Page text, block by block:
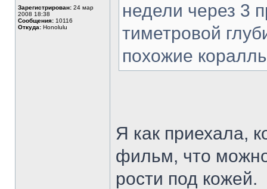
Зарегистрирован: 24 мар
2008 18:38
Сообщения: 10116
Откуда: Honolulu
недели через 3
тиметровой
похожие
Я как приехала,
фильм, что
рости под кожей.